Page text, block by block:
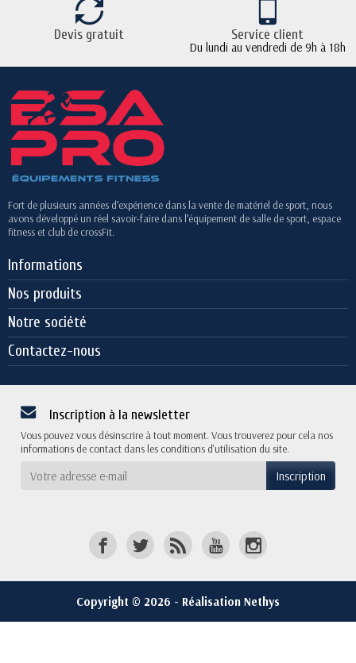
Devis gratuit Service client
Du lundi au vendredi de 9h à 18h
Fort de plusieurs années d’expérience dans la vente de matériel de sport, nous
avons développé un réel savoir-faire dans l’équipement de salle de sport, espace
fitness et club de crossFit.
Informations
Nos produits
Notre société
Contactez-nous
Inscription à la newsletter
Vous pouvez vous désinscrire à tout moment. Vous trouverez pour cela nos
informations de contact dans les conditions d'utilisation du site.
Copyright © 2026 - Réalisation Nethys